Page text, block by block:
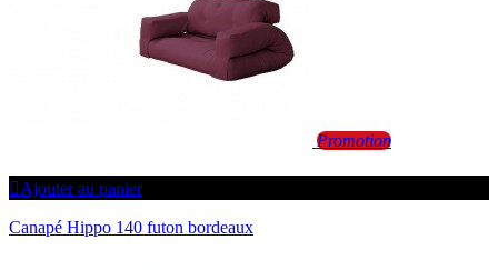
Promotion
Ajouter au panier
Canapé Hippo 140 futon bordeaux